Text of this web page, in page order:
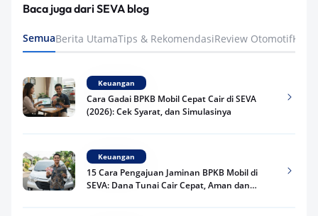
Baca juga dari SEVA blog
SemuaBerita UtamaTips & RekomendasiReview Otomotif
Keuangan
Cara Gadai BPKB Mobil Cepat Cair di SEVA
(2026): Cek Syarat, dan Simulasinya
Keuangan
15 Cara Pengajuan Jaminan BPKB Mobil di
SEVA: Dana Tunai Cair Cepat, Aman dan